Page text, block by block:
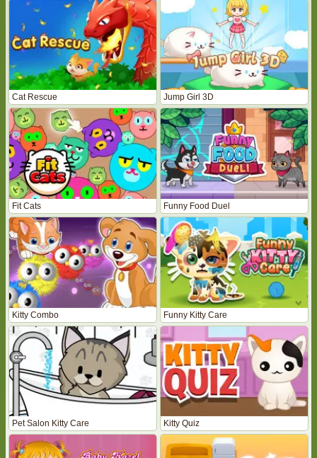
Cat Rescue Jump Girl 3D
Fit Cats Funny Food Duel
Kitty Combo Funny Kitty Care
Pet Salon Kitty Care Kitty Quiz